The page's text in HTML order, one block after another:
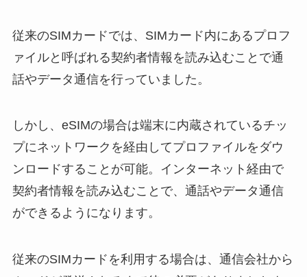
従来のSIMカードでは、SIMカード内にあるプロフ
ァイルと呼ばれる契約者情報を読み込むことで通
話やデータ通信を行っていました。
しかし、eSIMの場合は端末に内蔵されているチッ
プにネットワークを経由してプロファイルをダウ
ンロードすることが可能。インターネット経由で
契約者情報を読み込むことで、通話やデータ通信
ができるようになります。
従来のSIMカードを利用する場合は、通信会社から